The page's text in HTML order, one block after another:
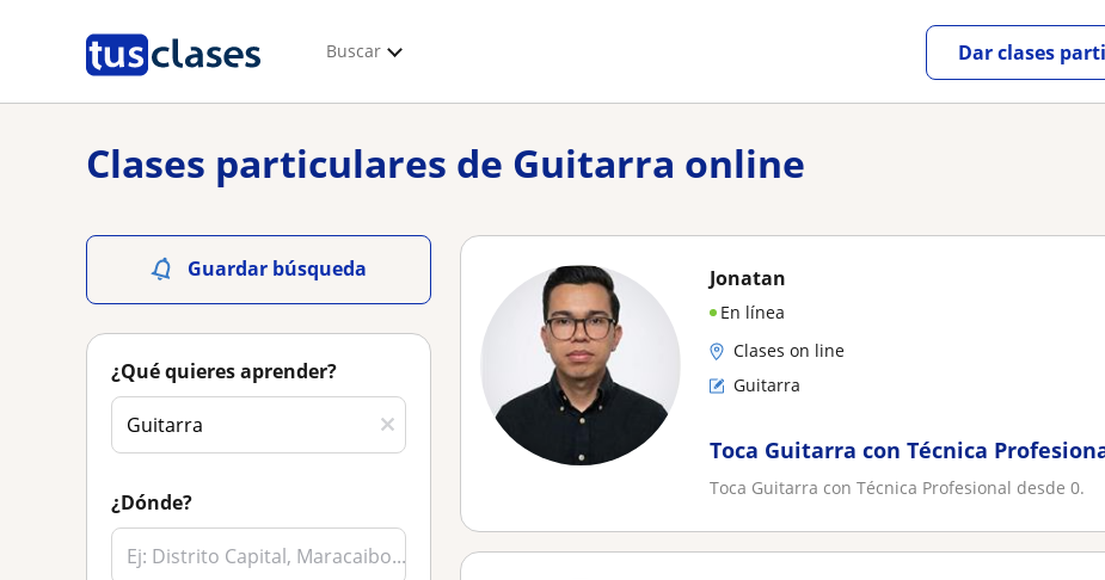
Buscar Dar clases
Clases particulares de Guitarra online
Guardar búsqueda
¿Qué quieres aprender?
¿Dónde?
Jonatan
En línea
Clases on line
Guitarra
Toca Guitarra con Técnica
Toca Guitarra con Técnica Profesional desde 0.